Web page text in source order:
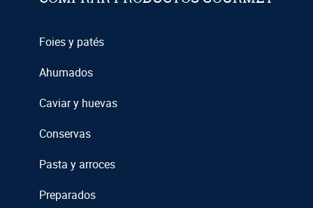
Foies y patés
Ahumados
Caviar y huevas
Conservas
Pasta y arroces
Preparados